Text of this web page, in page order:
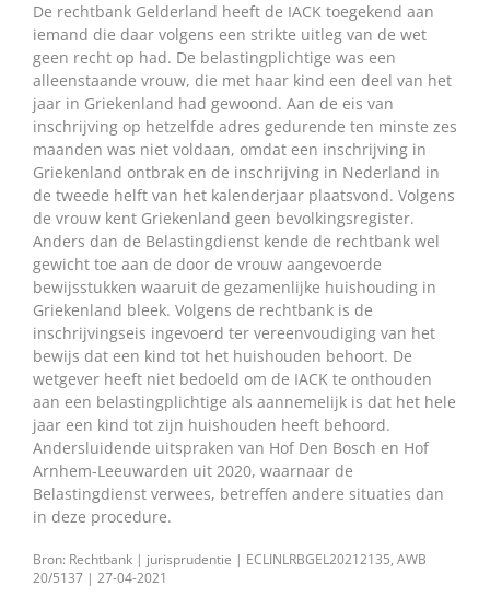
De rechtbank Gelderland heeft de IACK toegekend aan
iemand die daar volgens een strikte uitleg van de wet
geen recht op had. De belastingplichtige was een
alleenstaande vrouw, die met haar kind een deel van het
jaar in Griekenland had gewoond. Aan de eis van
inschrijving op hetzelfde adres gedurende ten minste zes
maanden was niet voldaan, omdat een inschrijving in
Griekenland ontbrak en de inschrijving in Nederland in
de tweede helft van het kalenderjaar plaatsvond. Volgens
de vrouw kent Griekenland geen bevolkingsregister.
Anders dan de Belastingdienst kende de rechtbank wel
gewicht toe aan de door de vrouw aangevoerde
bewijsstukken waaruit de gezamenlijke huishouding in
Griekenland bleek. Volgens de rechtbank is de
inschrijvingseis ingevoerd ter vereenvoudiging van het
bewijs dat een kind tot het huishouden behoort. De
wetgever heeft niet bedoeld om de IACK te onthouden
aan een belastingplichtige als aannemelijk is dat het hele
jaar een kind tot zijn huishouden heeft behoord.
Andersluidende uitspraken van Hof Den Bosch en Hof
Arnhem-Leeuwarden uit 2020, waarnaar de
Belastingdienst verwees, betreffen andere situaties dan
in deze procedure.
Bron: Rechtbank | jurisprudentie | ECLINLRBGEL20212135, AWB
20/5137 | 27-04-2021